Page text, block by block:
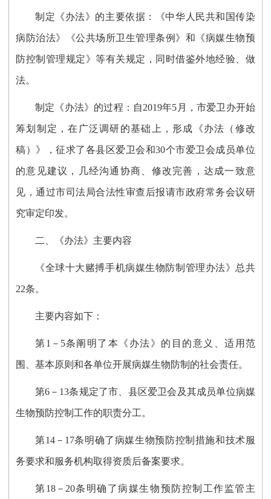
制定《办法》的主要依据： 《中华人民共和国传染
病防治法》《公共场所卫生管理条例》和《病媒生物预
防控制管理规定》等有关规定，同时借鉴外地经验、做
法。
制定《办法》的过程：自2019年5月，市爱卫办开始
筹划制定，在广泛调研的基础上，形成《办法（修改
稿）》，征求了各县区爱卫会和30个市爱卫会成员单位
的意见建议，几经沟通协商、修改完善，达成一致意
见，通过市司法局合法性审查后报请市政府常务会议研
究审定印发。
二、《办法》主要内容
《全球十大赌搏手机病媒生物防制管理办法》总共
22条。
主要内容如下：
第1－5条阐明了 本 《 办法》 的 目的意义 、适用范
围、基本原则和各单位开展病媒生物防制的社会责任。
第6－13条规定了市、县区爱卫会及其成员单位病媒
生物预防控制工作的职责分工。
第14－17条明确了病媒生物预防控制措施和技术服
务要求和服务机构取得资质后备案要求。
第18－20条 明确了病媒生物预防控制工作监管主